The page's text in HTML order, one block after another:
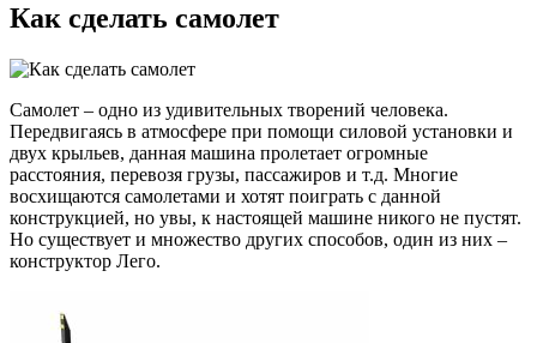
Как сделать самолет
Самолет – одно из удивительных творений человека.
Передвигаясь в атмосфере при помощи силовой установки и
двух крыльев, данная машина пролетает огромные
расстояния, перевозя грузы, пассажиров и т.д. Многие
восхищаются самолетами и хотят поиграть с данной
конструкцией, но увы, к настоящей машине никого не пустят.
Но существует и множество других способов, один из них –
конструктор Лего.